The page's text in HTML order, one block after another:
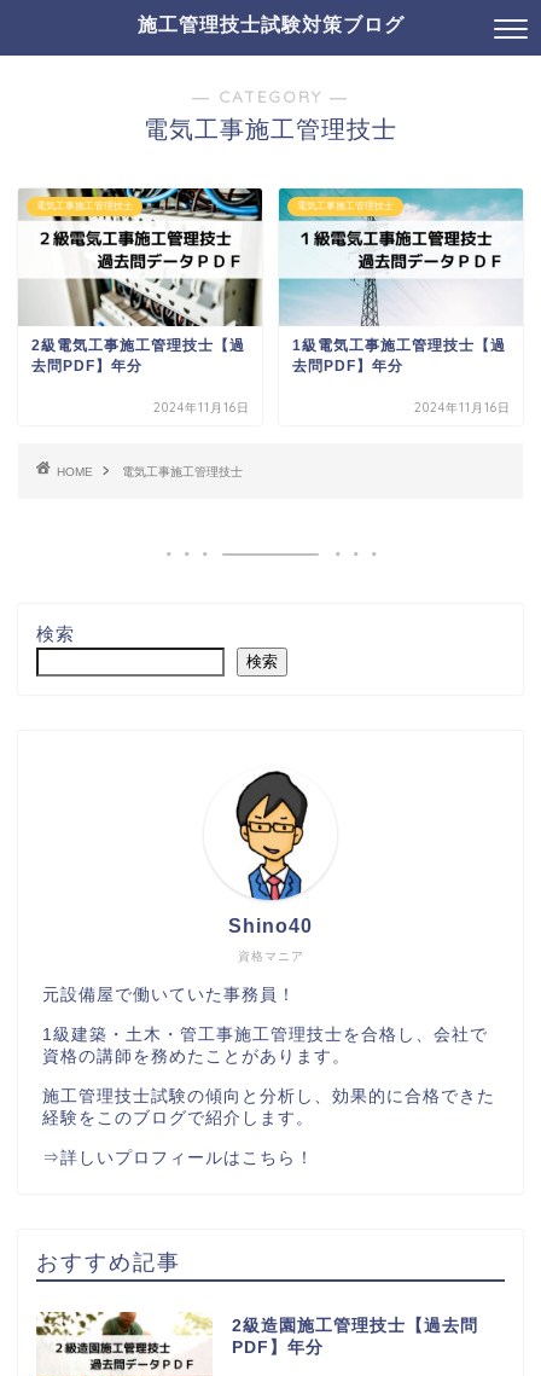
施工管理技士試験対策ブログ
― CATEGORY ―
電気工事施工管理技士
電気工事施工管理技士
2級電気工事施工管理技士【過
去問PDF】年分
2024年11月16日
電気工事施工管理技士
1級電気工事施工管理技士【過
去問PDF】年分
2024年11月16日
HOME 電気工事施工管理技士
検索
検索
資格マニア
Shino40
元設備屋で働いていた事務員！
1級建築・土木・管工事施工管理技士を合格し、会社で
資格の講師を務めたことがあります。
施工管理技士試験の傾向と分析し、効果的に合格できた
経験をこのブログで紹介します。
⇒詳しいプロフィールはこちら！
おすすめ記事
2級造園施工管理技士【過去問
PDF】年分